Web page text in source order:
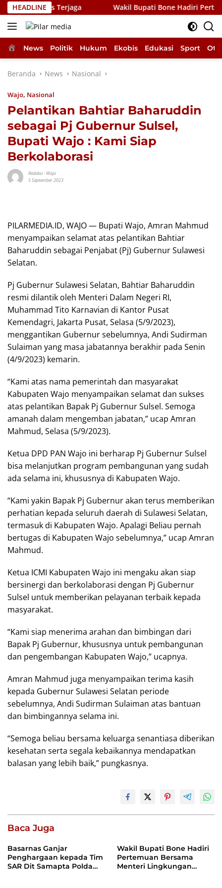
Langsung
ke
konten
HEADLINE
Terus Terjaga Wakil Bupati Bone Hadiri Pertemuan
Home
News Politik Hukum Ekobis Edukasi Sport
Beranda News Nasional
Wajo, Nasional
Pelantikan Bahtiar Baharuddin
sebagai Pj Gubernur Sulsel,
Bupati Wajo : Kami Siap
Berkolaborasi
Redaksi- Wajo
5 September 2023
PILARMEDIA.ID, WAJO — Bupati Wajo, Amran Mahmud
menyampaikan selamat atas pelantikan Bahtiar
Baharuddin sebagai Penjabat (Pj) Gubernur Sulawesi
Selatan.
Pj Gubernur Sulawesi Selatan, Bahtiar Baharuddin
resmi dilantik oleh Menteri Dalam Negeri RI,
Muhammad Tito Karnavian di Kantor Pusat
Kemendagri, Jakarta Pusat, Selasa (5/9/2023),
menggantikan Gubernur sebelumnya, Andi Sudirman
Sulaiman yang masa jabatannya berakhir pada Senin
(4/9/2023) kemarin.
“Kami atas nama pemerintah dan masyarakat
Kabupaten Wajo menyampaikan selamat dan sukses
atas pelantikan Bapak Pj Gubernur Sulsel. Semoga
amanah dalam mengemban jabatan,” ucap Amran
Mahmud, Selasa (5/9/2023).
Ketua DPD PAN Wajo ini berharap Pj Gubernur Sulsel
bisa melanjutkan program pembangunan yang sudah
ada selama ini, khususnya di Kabupaten Wajo.
“Kami yakin Bapak Pj Gubernur akan terus memberikan
perhatian kepada seluruh daerah di Sulawesi Selatan,
termasuk di Kabupaten Wajo. Apalagi Beliau pernah
bertugas di Kabupaten Wajo sebelumnya,” ucap Amran
Mahmud.
Ketua ICMI Kabupaten Wajo ini mengaku akan siap
bersinergi dan berkolaborasi dengan Pj Gubernur
Sulsel untuk memberikan pelayanan terbaik kepada
masyarakat.
“Kami siap menerima arahan dan bimbingan dari
Bapak Pj Gubernur, khususnya untuk pembangunan
dan pengembangan Kabupaten Wajo,” ucapnya.
Amran Mahmud juga menyampaikan terima kasih
kepada Gubernur Sulawesi Selatan periode
sebelumnya, Andi Sudirman Sulaiman atas bantuan
dan bimbingannya selama ini.
“Semoga beliau bersama keluarga senantiasa diberikan
kesehatan serta segala kebaikannya mendapatkan
balasan yang lebih baik,” pungkasnya.
Baca Juga
Basarnas Ganjar
Penghargaan kepada Tim
SAR Dit Samapta Polda
Wakil Bupati Bone Hadiri
Pertemuan Bersama
Menteri Lingkungan